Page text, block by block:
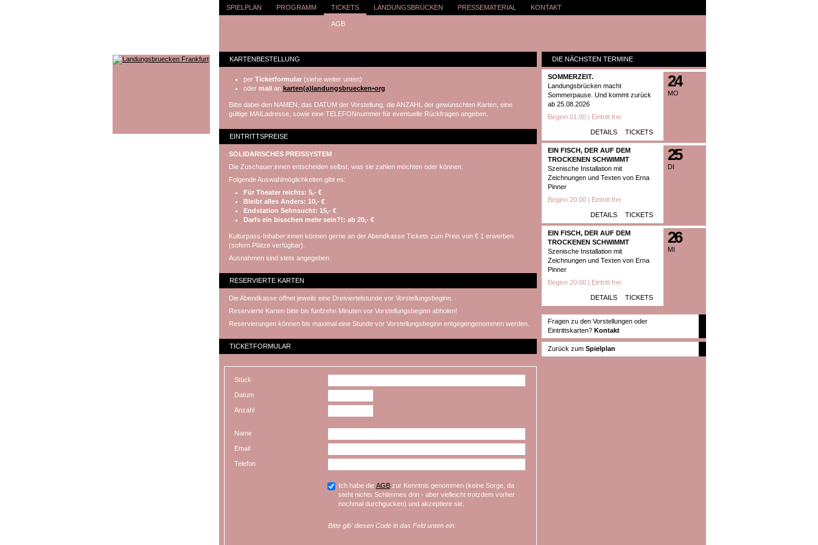
SPIELPLAN PROGRAMM TICKETS
AGB
LANDUNGSBRÜCKEN PRESSEMATERIAL KONTAKT
KARTENBESTELLUNG
per Ticketformular(siehe weiter unten)
oder mailan karten(a)landungsbruecken•org
Bitte dabei den NAMEN, das DATUM der Vorstellung, die ANZAHL der gewünschten Karten, eine
gültige MAILadresse, sowie eine TELEFONnummer für eventuelle Rückfragen angeben.
EINTRITTSPREISE
SOLIDARISCHES PREISSYSTEM
Die Zuschauer:innen entscheiden selbst, was sie zahlen möchten oder können.
Folgende Auswahlmöglichkeiten gibt es:
Für Theater reichts: 5,- €
Bleibt alles Anders: 10,- €
Endstation Sehnsucht: 15,- €
Darfs ein bisschen mehr sein?!: ab 20,- €
Kulturpass-Inhaber:innen können gerne an der Abendkasse Tickets zum Preis von € 1 erwerben
(sofern Plätze verfügbar).
Ausnahmen sind stets angegeben.
RESERVIERTE KARTEN
Die Abendkasse öffnet jeweils eine Dreiviertelstunde vor Vorstellungsbeginn.
Reservierte Karten bitte bis fünfzehn Minuten vor Vorstellungsbeginn abholen!
Reservierungen können bis maximal eine Stunde vor Vorstellungsbeginn entgegengenommen werden.
TICKETFORMULAR
Stück
Datum
Anzahl
Name
Email
Telefon
Ich habe die AGBzur Kenntnis genommen (keine Sorge, da
steht nichts Schlimmes drin - aber vielleicht trotzdem vorher
nochmal durchgucken) und akzeptiere sie.
Bitte gib’ diesen Code in das Feld unten ein:
DIE NÄCHSTEN TERMINE
24
MO
SOMMERZEIT.
Landungsbrücken macht
Sommerpause. Und kommt zurück
ab 25.08.2026
Beginn 01:00 | Eintritt frei
DETAILS TICKETS
25
DI
EIN FISCH, DER AUF DEM
TROCKENEN SCHWIMMT
Szenische Installation mit
Zeichnungen und Texten von Erna
Pinner
Beginn 20:00 | Eintritt frei
DETAILS TICKETS
26
MI
EIN FISCH, DER AUF DEM
TROCKENEN SCHWIMMT
Szenische Installation mit
Zeichnungen und Texten von Erna
Pinner
Beginn 20:00 | Eintritt frei
DETAILS TICKETS
Fragen zu den Vorstellungen oder
Eintrittskarten? Kontakt
Zurück zum Spielplan